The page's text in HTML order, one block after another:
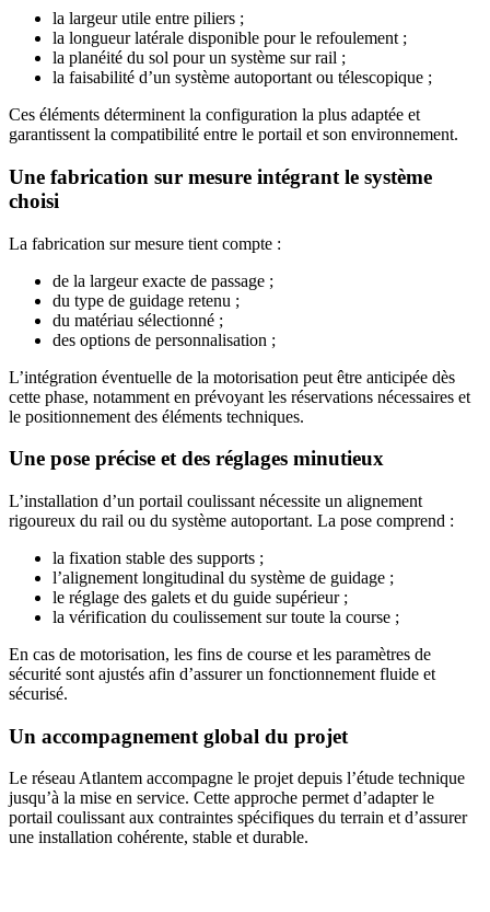
la largeur utile entre piliers ;
la longueur latérale disponible pour le refoulement ;
la planéité du sol pour un système sur rail ;
la faisabilité d’un système autoportant ou télescopique ;
Ces éléments déterminent la configuration la plus adaptée et
garantissent la compatibilité entre le portail et son environnement.
Une fabrication sur mesure intégrant le système
choisi
La fabrication sur mesure tient compte :
de la largeur exacte de passage ;
du type de guidage retenu ;
du matériau sélectionné ;
des options de personnalisation ;
L’intégration éventuelle de la motorisation peut être anticipée dès
cette phase, notamment en prévoyant les réservations nécessaires et
le positionnement des éléments techniques.
Une pose précise et des réglages minutieux
L’installation d’un portail coulissant nécessite un alignement
rigoureux du rail ou du système autoportant. La pose comprend :
la fixation stable des supports ;
l’alignement longitudinal du système de guidage ;
le réglage des galets et du guide supérieur ;
la vérification du coulissement sur toute la course ;
En cas de motorisation, les fins de course et les paramètres de
sécurité sont ajustés afin d’assurer un fonctionnement fluide et
sécurisé.
Un accompagnement global du projet
Le réseau Atlantem accompagne le projet depuis l’étude technique
jusqu’à la mise en service. Cette approche permet d’adapter le
portail coulissant aux contraintes spécifiques du terrain et d’assurer
une installation cohérente, stable et durable.